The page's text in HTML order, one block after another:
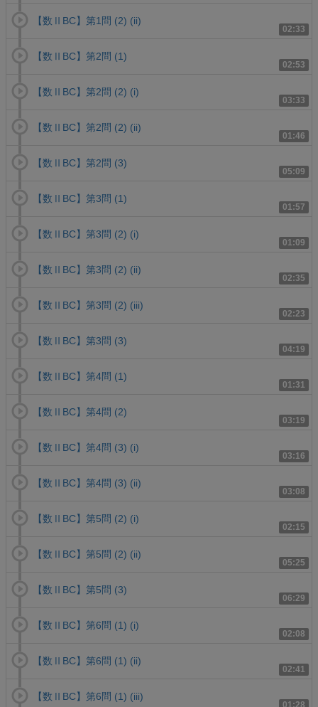
02:33
【数ⅡBC】第1問 (2) (ii)
02:53
【数ⅡBC】第2問 (1)
03:33
【数ⅡBC】第2問 (2) (i)
01:46
【数ⅡBC】第2問 (2) (ii)
05:09
【数ⅡBC】第2問 (3)
01:57
【数ⅡBC】第3問 (1)
01:09
【数ⅡBC】第3問 (2) (i)
02:35
【数ⅡBC】第3問 (2) (ii)
02:23
【数ⅡBC】第3問 (2) (iii)
04:19
【数ⅡBC】第3問 (3)
01:31
【数ⅡBC】第4問 (1)
03:19
【数ⅡBC】第4問 (2)
03:16
【数ⅡBC】第4問 (3) (i)
03:08
【数ⅡBC】第4問 (3) (ii)
02:15
【数ⅡBC】第5問 (2) (i)
05:25
【数ⅡBC】第5問 (2) (ii)
06:29
【数ⅡBC】第5問 (3)
02:08
【数ⅡBC】第6問 (1) (i)
02:41
【数ⅡBC】第6問 (1) (ii)
01:28
【数ⅡBC】第6問 (1) (iii)